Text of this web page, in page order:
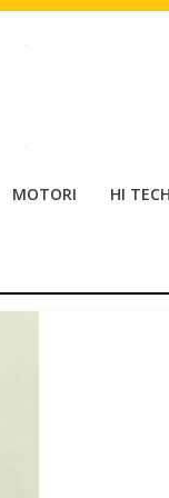
MOTORI HI TECH